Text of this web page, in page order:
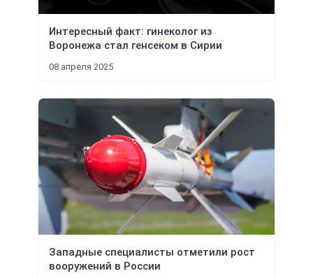
Интересный факт: гинеколог из
Воронежа стал генсеком в Сирии
08 апреля 2025
Западные специалисты отметили рост
вооружений в России